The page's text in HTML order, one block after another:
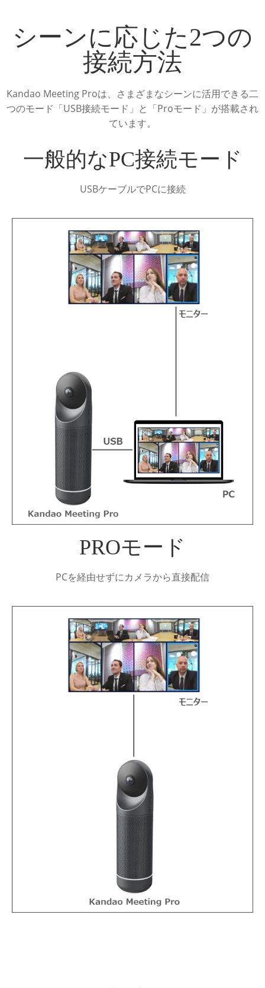
シーンに応じた2つの
接続方法
Kandao Meeting Proは、さまざまなシーンに活用できる二
つのモード「USB接続モード」と「Proモード」が搭載され
ています。
一般的なPC接続モード
USBケーブルでPCに接続
PROモード
PCを経由せずにカメラから直接配信